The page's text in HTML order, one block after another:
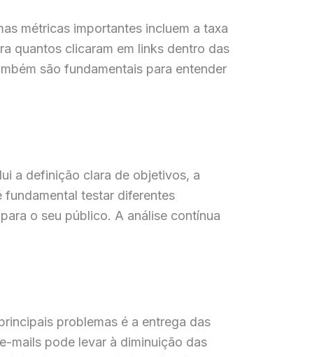
métricas importantes incluem a taxa
quantos clicaram em links dentro das
são fundamentais para entender
a definição clara de objetivos, a
fundamental testar diferentes
o seu público. A análise contínua
problemas é a entrega das
mails pode levar à diminuição das